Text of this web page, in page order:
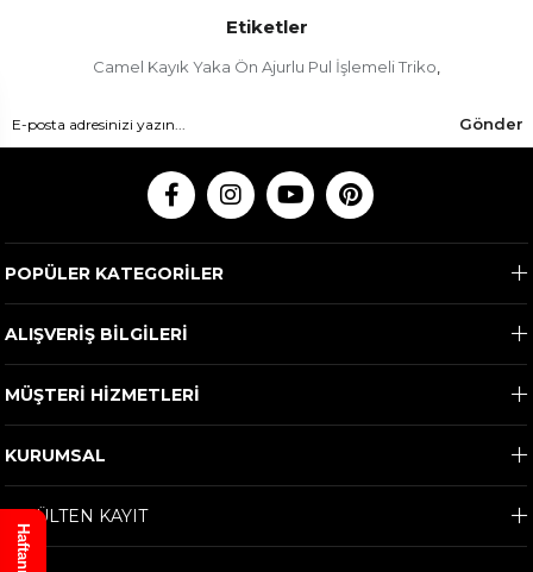
Etiketler
Camel Kayık Yaka Ön Ajurlu Pul İşlemeli Triko,
Gönder
POPÜLER KATEGORİLER
ALIŞVERİŞ BİLGİLERİ
MÜŞTERİ HİZMETLERİ
KURUMSAL
E-BÜLTEN KAYIT